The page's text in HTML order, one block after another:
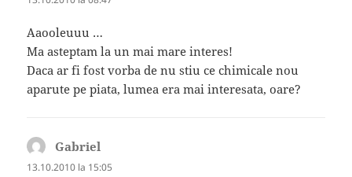
Aaooleuuu …
Ma asteptam la un mai mare interes!
Daca ar fi fost vorba de nu stiu ce chimicale nou
aparute pe piata, lumea era mai interesata, oare?
Gabriel
13.10.2010 la 15:05